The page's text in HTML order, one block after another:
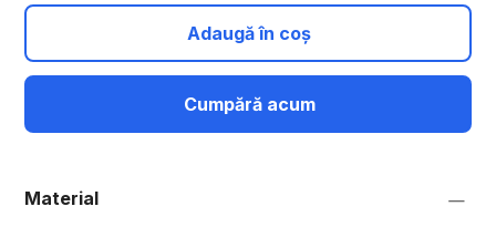
Adaugă în coș
Cumpără acum
Material